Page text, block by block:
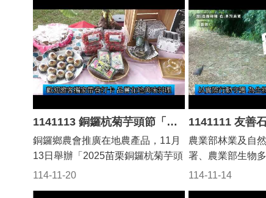
帶家人一起來旅遊，無奈已經訂不
到了。主持人則邀請兩人，苗栗每
個季節都有不同的花季，每個鄉鎮
也有不同的景點及好吃的客家美
食，務必請兩人忙碌工作之餘再抽
空帶著家人到苗栗旅遊享受在地濃
厚的人情味及客家風情。 縣長
表示，苗栗玩透透專刊從文觀局長
林彥甫當承辦人時開始推行，到現
在20年仍舊廣受鄉親喜愛，今年由
恩愛夫妻陳志強、曾智希代言，相
公尺到15公尺，其中大部分路段為
雙向各一車道，未來拓寬完成，雙
向將各有2~3個車道，共計4~5個車
道，兩側並配置人行道，道路總寬
度20m，道路拓寬後預期能提升行
車品質、提高道路服務水準、預計
後可優化聯絡國道3號之行車動
線，提升整體路網行車效率，增進
苑裡地區產業及觀光發展。 縣長
公路總局核定經費，苑裡鎮公所、
客家小炒 #味覺記憶
神 #印尼客家 #
在苗栗 #硬頸精
是一樣紅紅的嗎？」 我：「（翻白
眼）那是完全不一樣的味道好
嗎！！」 那口酸、辣、鹹、鮮的印
尼家鄉味，是任何調味料都替代不
了的記憶。既然買不到對的味道，
那就自己動手吧！炸得金黃酥脆的
Bakwan（蔬菜餅），沾上親手搗
製的 Sambal，這才是我心心念念
的家鄉滋味。 （未完待續….） #新
住民 #異國料理 #家鄉味 #苗栗縣政
府 #苗南區新住民家庭服務中心 #
苗北區新住民家庭服務中心
的耶誕城，系列
精彩可期，歡迎
熱鬧，順道遊賞
一起來Chill HA
栗縣政府去年推
到遊客青睞，吸
盛況，今年再擴
連六日天天開唱
宴。 縣府上午召
動內容，縣長鍾
軍、縣府文化觀
個鄉鎮市長和議
1141113 銅鑼杭菊芋頭節「菊祥如芋」22日起登場(影音新聞)
114-11-20
銅鑼鄉農會推廣在地農產品，11月
13日舉辦「2025苗栗銅鑼杭菊芋頭
節-菊祥如芋」宣傳記者會，苗栗縣
114-11-14
農業部林業及自
署、農業部生物
栗縣政府今天在